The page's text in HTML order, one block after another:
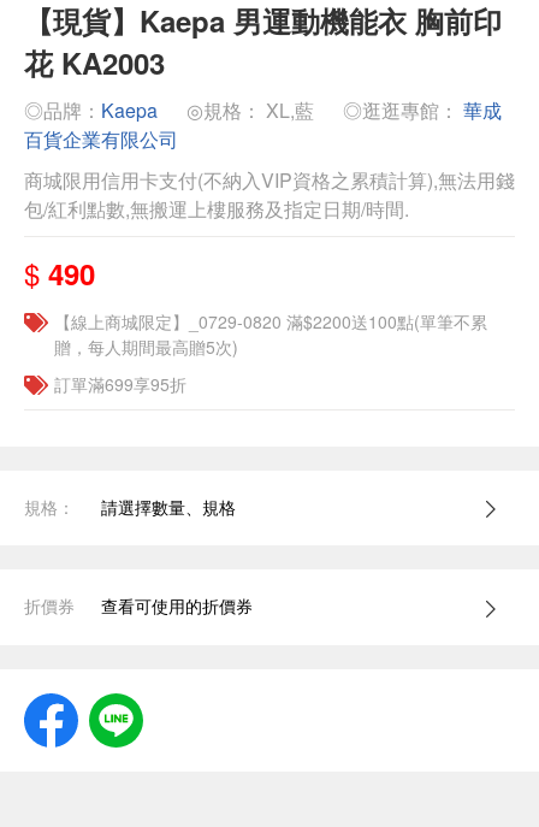
【現貨】Kaepa 男運動機能衣 胸前印
花 KA2003
◎品牌： Kaepa ◎規格： XL,藍 ◎逛逛專館： 華成
百貨企業有限公司
商城限用信用卡支付(不納入VIP資格之累積計算),無法用錢
包/紅利點數,無搬運上樓服務及指定日期/時間.
$ 490
【線上商城限定】_0729-0820 滿$2200送100點(單筆不累
贈，每人期間最高贈5次)
訂單滿699享95折
規格： 請選擇數量、規格
折價券 查看可使用的折價券